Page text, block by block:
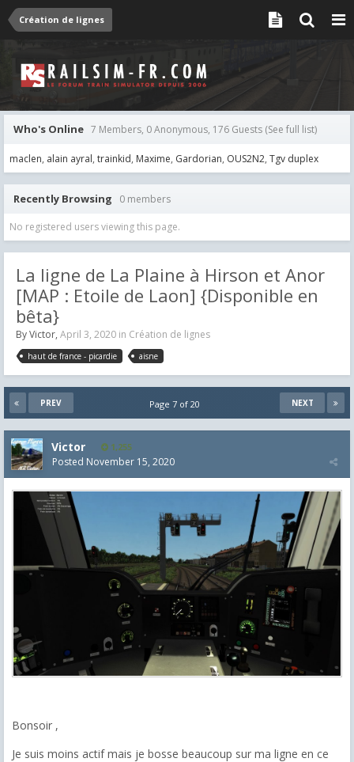
Création de lignes
Who's Online 7 Members, 0 Anonymous, 176 Guests (See full list)
maclen alain ayral trainkid Maxime Gardorian OUS2N2 Tgv duplex
Recently Browsing 0 members
No registered users viewing this page.
La ligne de La Plaine à Hirson et Anor
[MAP : Etoile de Laon] {Disponible en
bêta}
ByVictor, April 3, 2020 in Création de lignes
haut de france - picardie aisne
PREV NEXT
Page 7 of 20
Victor 1,255
Posted November 15, 2020
Bonsoir ,
Je suis moins actif mais je bosse beaucoup sur ma ligne en ce